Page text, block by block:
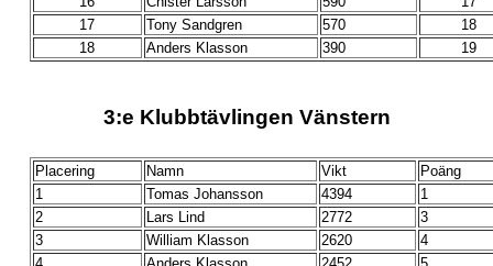
17
Tony Sandgren 570
18
18
Anders Klasson 390 19
3:e Klubbtävlingen Vänstern
Placering Namn Vikt
Poäng
1
Tomas Johansson 4394
1
2
Lars Lind 2772
3
3
William Klasson 2620
4